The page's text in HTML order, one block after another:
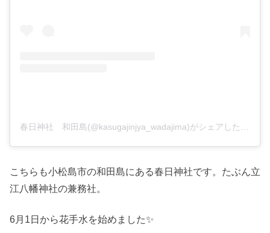
春日神社 和田島(@kasugajinjya_wadajima)がシェアした投稿
こちらも小松島市の和田島にある春日神社です。たぶん立
江八幡神社の兼務社。
6月1日から花手水を始めました✨